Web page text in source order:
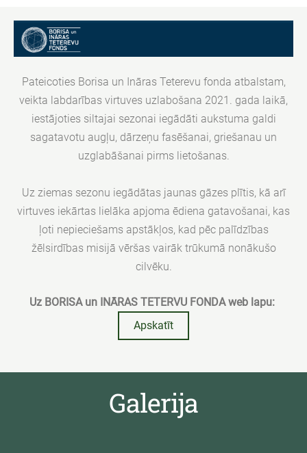
Pateicoties Borisa un Ināras Teterevu fonda atbalstam,
veikta labdarības virtuves uzlabošana 2021. gada laikā,
iestājoties siltajai sezonai iegādāti aukstuma galdi
sagatavotu augļu, dārzeņu fasēšanai, griešanau un
uzglabāšanai pirms lietošanas.
Uz ziemas sezonu iegādātas jaunas gāzes plītis, kā arī
virtuves iekārtas lielāka apjoma ēdiena gatavošanai, kas
ļoti nepieciešams apstākļos, kad pēc palīdzības
žēlsirdības misijā vēršas vairāk trūkumā nonākušo
cilvēku.
Uz BORISA un INĀRAS TETERVU FONDA web lapu:
Apskatīt
Galerija